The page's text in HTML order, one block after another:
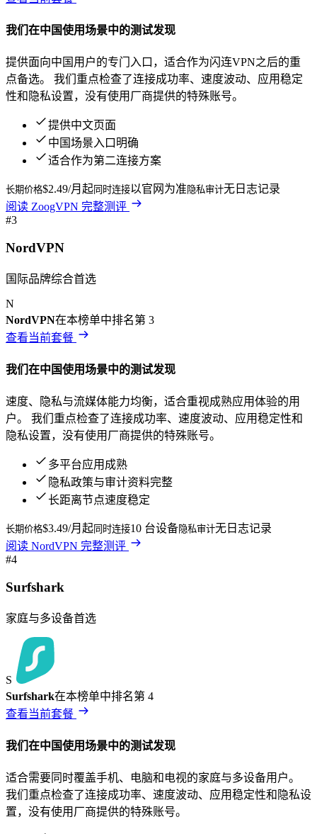
我们在中国使用场景中的测试发现
提供面向中国用户的专门入口，适合作为闪连VPN之后的重
点备选。
我们重点检查了连接成功率、速度波动、应用稳定
性和隐私设置，没有使用厂商提供的特殊账号。
提供中文页面
中国场景入口明确
适合作为第二连接方案
长期价格$2.49/月起 同时连接以官网为准 隐私审计无日志记录
阅读 ZoogVPN 完整测评
#3
NordVPN
国际品牌综合首选
N
NordVPN在本榜单中排名第 3
查看当前套餐
我们在中国使用场景中的测试发现
速度、隐私与流媒体能力均衡，适合重视成熟应用体验的用
户。
我们重点检查了连接成功率、速度波动、应用稳定性和
隐私设置，没有使用厂商提供的特殊账号。
多平台应用成熟
隐私政策与审计资料完整
长距离节点速度稳定
长期价格$3.49/月起 同时连接10 台设备隐私审计无日志记录
阅读 NordVPN 完整测评
#4
Surfshark
家庭与多设备首选
S
Surfshark在本榜单中排名第 4
查看当前套餐
我们在中国使用场景中的测试发现
适合需要同时覆盖手机、电脑和电视的家庭与多设备用户。
我们重点检查了连接成功率、速度波动、应用稳定性和隐私设
置，没有使用厂商提供的特殊账号。